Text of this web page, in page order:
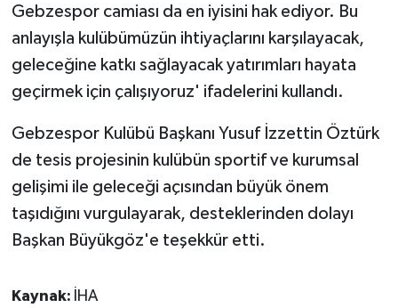
Gebzespor camiası da en iyisini hak ediyor. Bu
anlayışla kulübümüzün ihtiyaçlarını karşılayacak,
geleceğine katkı sağlayacak yatırımları hayata
geçirmek için çalışıyoruz' ifadelerini kullandı.
Gebzespor Kulübü Başkanı Yusuf İzzettin Öztürk
de tesis projesinin kulübün sportif ve kurumsal
gelişimi ile geleceği açısından büyük önem
taşıdığını vurgulayarak, desteklerinden dolayı
Başkan Büyükgöz'e teşekkür etti.
Kaynak: İHA
SPOR HABERLERİ
TEKNOLOJİ
ÜLKE GÜNDEMİ
YAŞAM
YEREL
Yerel Haberler